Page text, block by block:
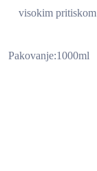
visokim pritiskom
Pakovanje:1000ml